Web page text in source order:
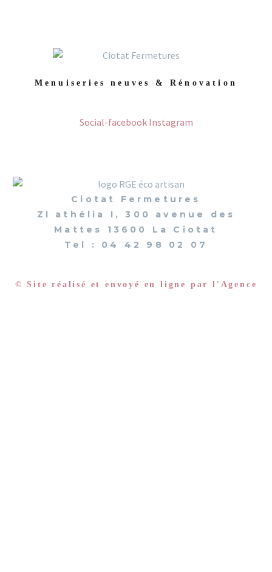
Menuiseries neuves & Rénovation
Social-facebook Instagram
Ciotat Fermetures
ZI athélia I, 300 avenue des
Mattes 13600 La Ciotat
Tel : 04 42 98 02 07
© Site réalisé et envoyé en ligne par l'Agence